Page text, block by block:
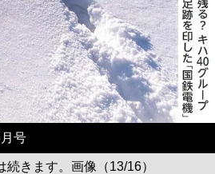
号
続きます。画像（13/16）